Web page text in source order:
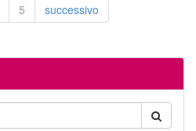
5 successivo